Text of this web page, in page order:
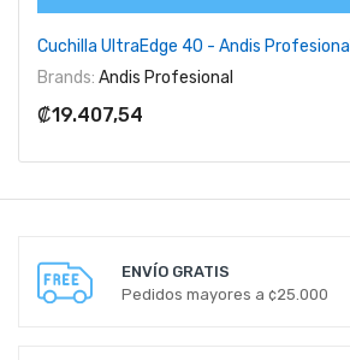
Cuchilla UltraEdge 40 - Andis Profesional
Brands: Andis Profesional
₡19.407,54
ENVÍO GRATIS
Pedidos mayores a ¢25.000